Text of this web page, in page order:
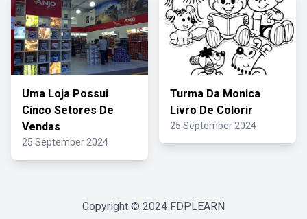
Uma Loja Possui
Cinco Setores De
Vendas
25 September 2024
Turma Da Monica
Livro De Colorir
25 September 2024
Copyright © 2024 FDPLEARN